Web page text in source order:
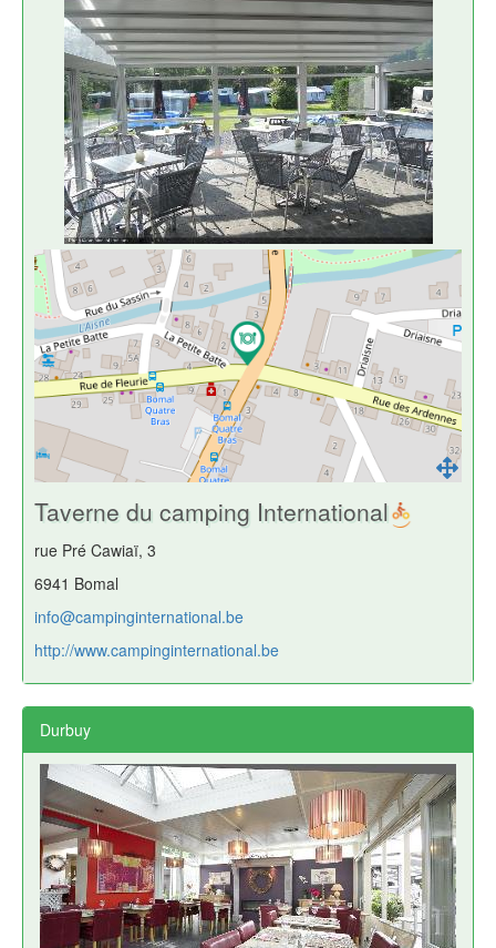
Taverne du camping International
rue Pré Cawiaï, 3
6941 Bomal
info@campinginternational.be
http://www.campinginternational.be
Durbuy